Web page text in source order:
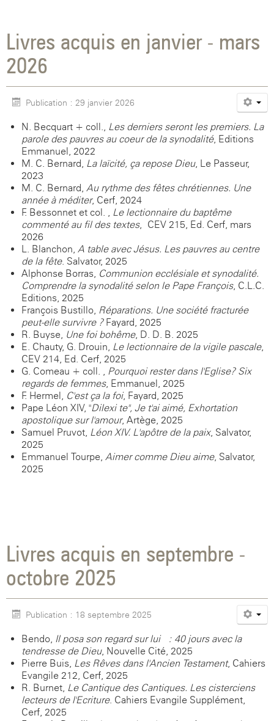
Livres acquis en janvier - mars
2026
Publication : 29 janvier 2026
N. Becquart + coll., Les derniers seront les premiers. La
parole des pauvres au coeur de la synodalité, Editions
Emmanuel, 2022
M. C. Bernard, La laïcité, ça repose Dieu, Le Passeur,
2023
M. C. Bernard, Au rythme des fêtes chrétiennes. Une
année à méditer, Cerf, 2024
F. Bessonnet et col. , Le lectionnaire du baptême
commenté au fil des textes, CEV 215, Ed. Cerf, mars
2026
L. Blanchon, A table avec Jésus. Les pauvres au centre
de la fête. Salvator, 2025
Alphonse Borras, Communion ecclésiale et synodalité.
Comprendre la synodalité selon le Pape François, C.L.C.
Editions, 2025
François Bustillo, Réparations. Une société fracturée
peut-elle survivre ?Fayard, 2025
R. Buyse, Une foi bohême, D. D. B. 2025
E. Chauty, G. Drouin, Le lectionnaire de la vigile pascale,
CEV 214, Ed. Cerf, 2025
G. Comeau + coll. , Pourquoi rester dans l'Eglise? Six
regards de femmes, Emmanuel, 2025
F. Hermel, C'est ça la foi, Fayard, 2025
Pape Léon XIV, "Dilexi te", Je t'ai aimé, Exhortation
apostolique sur l'amour, Artège, 2025
Samuel Pruvot, Léon XIV. L'apôtre de la paix, Salvator,
2025
Emmanuel Tourpe, Aimer comme Dieu aime, Salvator,
2025
Livres acquis en septembre -
octobre 2025
Publication : 18 septembre 2025
Bendo, Il posa son regard sur lui : 40 jours avec la
tendresse de Dieu, Nouvelle Cité, 2025
Pierre Buis, Les Rêves dans l'Ancien Testament, Cahiers
Evangile 212, Cerf, 2025
R. Burnet, Le Cantique des Cantiques. Les cisterciens
lecteurs de l'Ecriture. Cahiers Evangile Supplément,
Cerf, 2025